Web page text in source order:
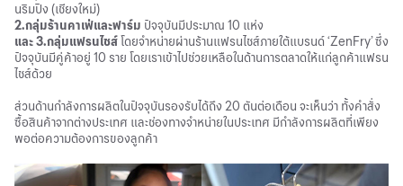
นริมปิง (เชียงใหม่)
2.กลุ่มร้านคาเฟ่และฟาร์ม ปัจจุบันมีประมาณ 10 แห่ง
และ 3.กลุ่มแฟรนไชส์ โดยจำหน่ายผ่านร้านแฟรนไชส์ภายใต้แบรนด์ ‘ZenFry’ ซึ่ง
ปัจจุบันมีคู่ค้าอยู่ 10 ราย โดยเราเข้าไปช่วยเหลือในด้านการตลาดให้แก่ลูกค้าแฟรน
ไชส์ด้วย
ส่วนด้านกำลังการผลิตในปัจจุบันรองรับได้ถึง 20 ตันต่อเดือน จะเห็นว่า ทั้งคำสั่ง
ซื้อสินค้าจากต่างประเทศ และช่องทางจำหน่ายในประเทศ มีกำลังการผลิตที่เพียง
พอต่อความต้องการของลูกค้า